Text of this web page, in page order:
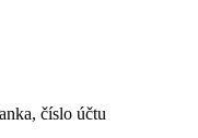
číslo účtu